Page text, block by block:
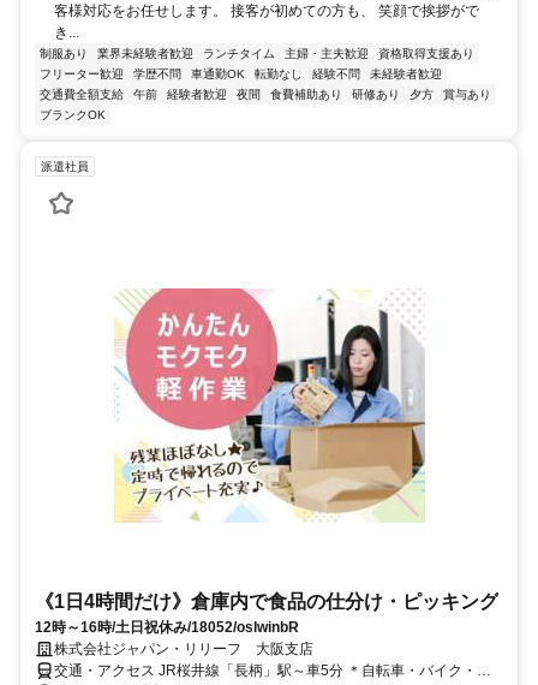
客様対応をお任せします。 接客が初めての方も、 笑顔で挨拶がで
き...
制服あり 業界未経験者歓迎 ランチタイム 主婦・主夫歓迎
資格取得支援あり
フリーター歓迎
学歴不問 車通勤OK 転勤なし 経験不問
未経験者歓迎
交通費全額支給
午前 経験者歓迎 夜間 食費補助あり 研修あり 夕方
賞与あり
ブランクOK
派遣社員
《1日4時間だけ》倉庫内で食品の仕分け・ピッキング
12時～16時/土日祝休み/18052/oslwinbR
株式会社ジャパン・リリーフ 大阪支店
交通・アクセス JR桜井線「長柄」駅～車5分 ＊自転車・バイク・車